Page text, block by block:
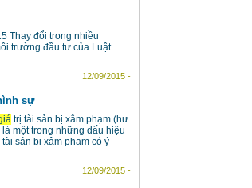
Thay đổi trong nhiều
trường đầu tư của Luật
12/09/2015 -
sự
trị tài sản bị xâm phạm (hư
một trong những dấu hiệu
tài sản bị xâm phạm có ý
12/09/2015 -